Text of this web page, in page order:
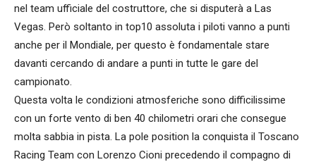
nel team ufficiale del costruttore, che si disputerà a Las
Vegas. Però soltanto in top10 assoluta i piloti vanno a punti
anche per il Mondiale, per questo è fondamentale stare
davanti cercando di andare a punti in tutte le gare del
campionato.
Questa volta le condizioni atmosferiche sono difficilissime
con un forte vento di ben 40 chilometri orari che consegue
molta sabbia in pista. La pole position la conquista il Toscano
Racing Team con Lorenzo Cioni precedendo il compagno di